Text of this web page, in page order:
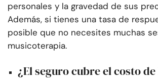
personales y la gravedad de sus
Además, si tienes una tasa de
posible que no necesites muchas
musicoterapia.
¿El seguro cubre el costo de